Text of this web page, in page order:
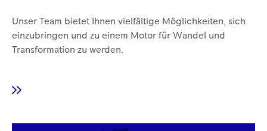
Unser Team bietet Ihnen vielfältige Möglichkeiten, sich
einzubringen und zu einem Motor für Wandel und
Transformation zu werden.